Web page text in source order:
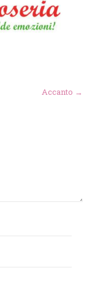
Accanto →